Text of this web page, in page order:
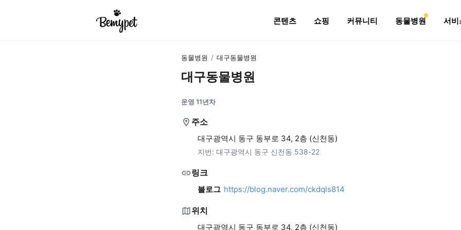
콘텐츠 쇼핑 커뮤니티 동물병원 서비
동물병원 / 대구동물병원
대구동물병원
운영 11년차
주소
대구광역시 동구 동부로 34, 2층 (신천동)
지번: 대구광역시 동구 신천동 538-22
링크
블로그 https://blog.naver.com/ckdqls814
위치
대구광역시 동구 동부로 34, 2층 (신천동)